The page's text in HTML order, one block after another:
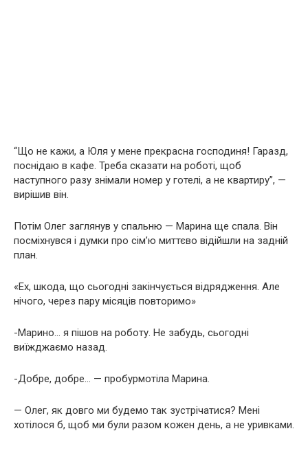
“Що не кажи, а Юля у мене прекрасна господиня! Гаразд,
поснідаю в кафе. Треба сказати на роботі, щоб
наступного разу знімали номер у готелі, а не квартиру”, —
вирішив він.
Потім Олег заглянув у спальню — Марина ще спала. Він
посміхнувся і думки про сім’ю миттєво відійшли на задній
план.
«Ех, шкода, що сьогодні закінчується відрядження. Але
нічого, через пару місяців повторимо»
-Марино… я пішов на роботу. Не забудь, сьогодні
виїжджаємо назад.
-Добре, добре… — пробурмотіла Марина.
— Олег, як довго ми будемо так зустрічатися? Мені
хотілося б, щоб ми були разом кожен день, а не уривками.